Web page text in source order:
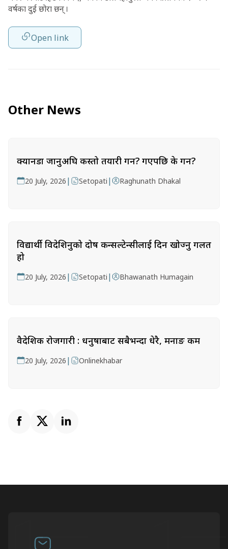
वर्षका दुई छोरा छन् ।
Open link
Other News
क्यानडा जानुअघि कस्तो तयारी गर्ने? गएपछि के गर्ने?
20 July, 2026 | Setopati | Raghunath Dhakal
विद्यार्थी विदेशिनुको दोष कन्सल्टेन्सीलाई दिन खोज्नु गलत
हो
20 July, 2026 | Setopati | Bhawanath Humagain
वैदेशिक रोजगारी : धनुषाबाट सबैभन्दा धेरै, मनाङ कम
20 July, 2026 | Onlinekhabar